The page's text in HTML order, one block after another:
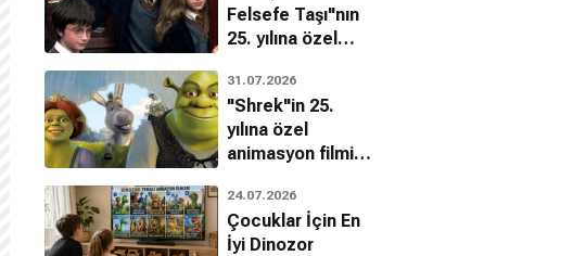
Felsefe Taşı"nın
25. yılına özel
bilinmeyenleri!
31.07.2026
"Shrek"in 25.
yılına özel
animasyon filmin
24.07.2026
Çocuklar İçin En
İyi Dinozor